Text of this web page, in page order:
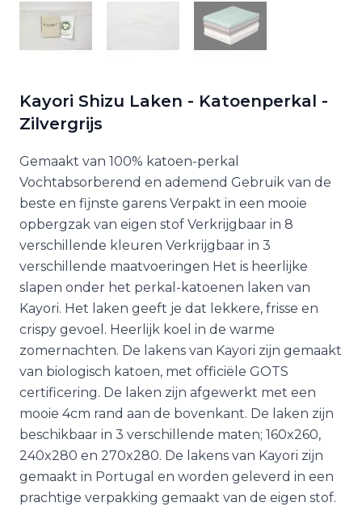
Kayori Shizu Laken - Katoenperkal -
Zilvergrijs
Gemaakt van 100% katoen-perkal
Vochtabsorberend en ademend Gebruik van de
beste en fijnste garens Verpakt in een mooie
opbergzak van eigen stof Verkrijgbaar in 8
verschillende kleuren Verkrijgbaar in 3
verschillende maatvoeringen Het is heerlijke
slapen onder het perkal-katoenen laken van
Kayori. Het laken geeft je dat lekkere, frisse en
crispy gevoel. Heerlijk koel in de warme
zomernachten. De lakens van Kayori zijn gemaakt
van biologisch katoen, met officiële GOTS
certificering. De laken zijn afgewerkt met een
mooie 4cm rand aan de bovenkant. De laken zijn
beschikbaar in 3 verschillende maten; 160x260,
240x280 en 270x280. De lakens van Kayori zijn
gemaakt in Portugal en worden geleverd in een
prachtige verpakking gemaakt van de eigen stof.